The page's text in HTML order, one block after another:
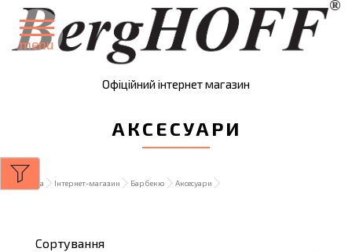
menu
Офіційний інтернет магазин
АКСЕСУАРИ
Головна Інтернет-магазин Барбекю Аксесуари
Сортування